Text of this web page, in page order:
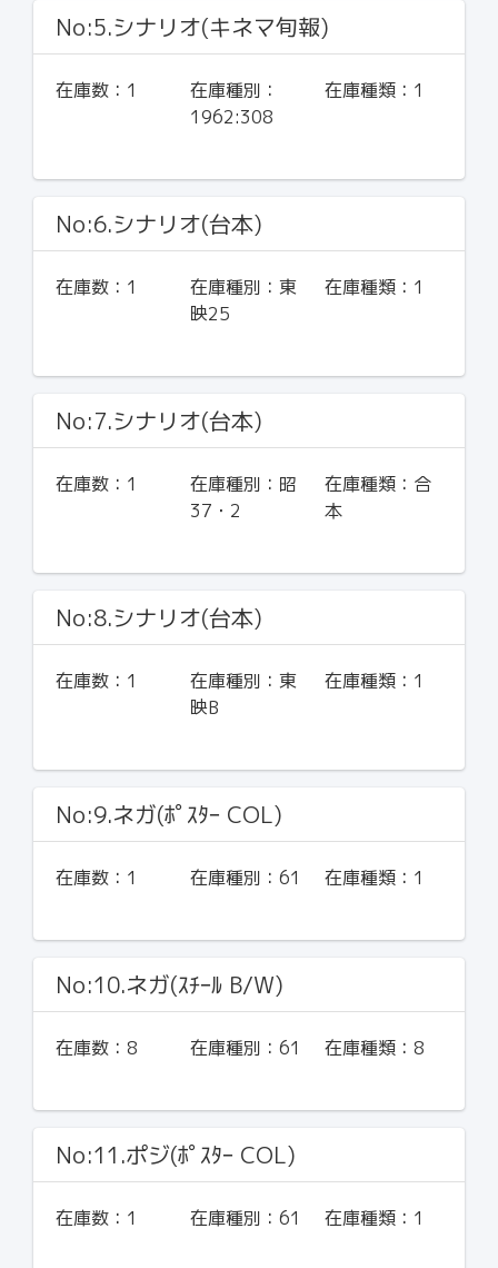
No:5.シナリオ(キネマ旬報)
在庫数： 1
在庫種別：
1962:308
在庫種類： 1
No:6.シナリオ(台本)
在庫数： 1 在庫種別： 東
映25
在庫種類： 1
No:7.シナリオ(台本)
在庫数： 1 在庫種別： 昭
37・2
在庫種類： 合
本
No:8.シナリオ(台本)
在庫数： 1 在庫種別： 東
映B
在庫種類： 1
No:9.ネガ(ﾎﾟｽﾀｰ COL)
在庫数： 1 在庫種別： 61 在庫種類： 1
No:10.ネガ(ｽﾁｰﾙ B/W)
在庫数： 8 在庫種別： 61 在庫種類： 8
No:11.ポジ(ﾎﾟｽﾀｰ COL)
在庫数： 1 在庫種別： 61 在庫種類： 1